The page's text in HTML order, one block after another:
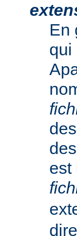
En
qui
est